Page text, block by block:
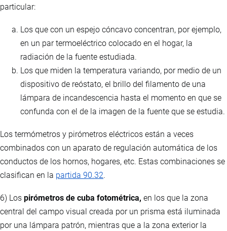
particular:
Los que con un espejo cóncavo concentran, por ejemplo,
en un par termoeléctrico colocado en el hogar, la
radiación de la fuente estudiada.
Los que miden la temperatura variando, por medio de un
dispositivo de reóstato, el brillo del filamento de una
lámpara de incandescencia hasta el momento en que se
confunda con el de la imagen de la fuente que se estudia.
Los termómetros y pirómetros eléctricos están a veces
combinados con un aparato de regulación automática de los
conductos de los hornos, hogares, etc. Estas combinaciones se
clasifican en la partida 90.32.
6) Los pirómetros de cuba fotométrica, en los que la zona
central del campo visual creada por un prisma está iluminada
por una lámpara patrón, mientras que a la zona exterior la